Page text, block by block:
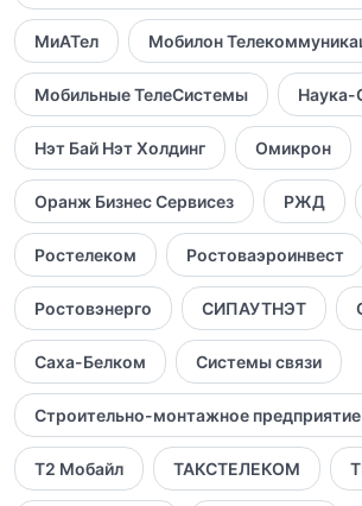
МиАТел Мобилон
Мобильные ТелеСистемы Наука-
Нэт Бай Нэт Холдинг Омикрон
Оранж Бизнес Сервисез РЖД
Ростелеком Ростоваэроинвест
Ростовэнерго СИПАУТНЭТ
Саха-Белком Системы связи
Строительно-монтажное предприятие
Т2 Мобайл ТАКСТЕЛЕКОМ